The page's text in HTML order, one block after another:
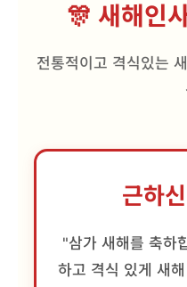
🎊 새해인
전통적이고 격식있는
근하
"삼가 새해를 축하
하고 격식 있게 새